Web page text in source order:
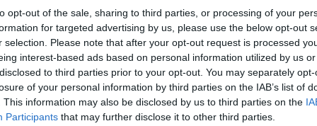
opt-out of the sale, sharing to third parties, or processing of your
for targeted advertising by us, please use the below opt-out
selection. Please note that after your opt-out request is processed
interest-based ads based on personal information utilized by us
to third parties prior to your opt-out. You may separately
of your personal information by third parties on the IAB’s list of
This information may also be disclosed by us to third parties on the
Participants that may further disclose it to other third parties.
Βατικανό για το λαϊκό προσκύνημα ΖΩΝΤΑΝΑ
και ένα λουλούδι, ενώ άλλοι έγραφαν και στο βιβλίο
σε αυτούς και ο βουλευτής του ΣΥΡΙΖΑ – ΠΣ Αχαΐας,
σημείωμά του στην «πνευματική παρακαταθήκη του
απανταχού κατατρεγμένους» και τόνισε «την
βροντερά εκφρασμένη αντίθεσή του στους πολέμους που